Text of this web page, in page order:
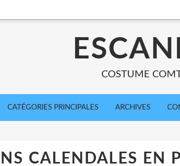
COSTUME
CATÉGORIES PRINCIPALES ARCHIVES
CALENDALES EN